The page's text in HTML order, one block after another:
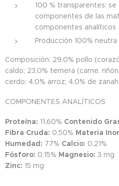
100 % transparentes:
componentes de las
componentes analíticos
Producción 100% neutra
Composición: 29,0% pollo
caldo; 23,0% ternera (carne.
cerdo; 4,0% arroz; 4,0% de
COMPONENTES ANALÍTICOS
Proteína: 11,60% Contenido
Fibra Cruda: 0,50% Materia
Humedad: 77% Calcio: 0,21%
Fósforo: 0,15% Magnesio: 3 mg
Zinc: 15 mg